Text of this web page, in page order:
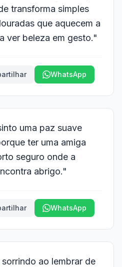
transforma simples
que aquecem a
ver beleza em gesto."
WhatsApp
uma paz suave
ter uma amiga
seguro onde a
abrigo."
WhatsApp
ao lembrar de